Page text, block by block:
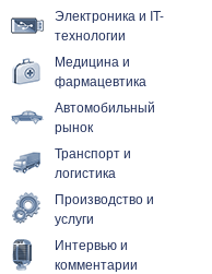
Электроника и IT-
технологии
Медицина и
фармацевтика
Автомобильный
рынок
Транспорт и
логистика
Производство и
услуги
Интервью и
комментарии